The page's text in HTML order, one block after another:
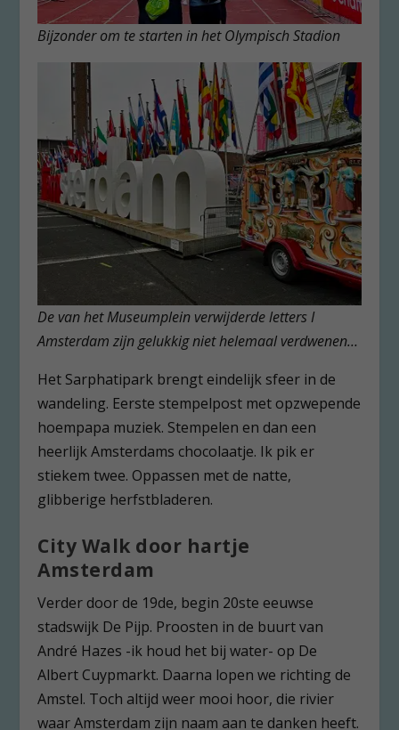
Bijzonder om te starten in het Olympisch Stadion
De van het Museumplein verwijderde letters I
Amsterdam zijn gelukkig niet helemaal verdwenen…
Het Sarphatipark brengt eindelijk sfeer in de
wandeling. Eerste stempelpost met opzwepende
hoempapa muziek. Stempelen en dan een
heerlijk Amsterdams chocolaatje. Ik pik er
stiekem twee. Oppassen met de natte,
glibberige herfstbladeren.
City Walk door hartje
Amsterdam
Verder door de 19de, begin 20ste eeuwse
stadswijk De Pijp. Proosten in de buurt van
André Hazes -ik houd het bij water- op De
Albert Cuypmarkt. Daarna lopen we richting de
Amstel. Toch altijd weer mooi hoor, die rivier
waar Amsterdam zijn naam aan te danken heeft.